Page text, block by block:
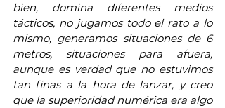
bien, domina diferentes medios
tácticos, no jugamos todo el rato a lo
mismo, generamos situaciones de 6
metros, situaciones para afuera,
aunque es verdad que no estuvimos
tan finas a la hora de lanzar, y creo
que la superioridad numérica era algo